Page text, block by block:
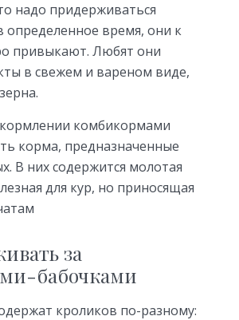
надо придерживаться
определенное время, они к
привыкают. Любят они
в свежем и вареном виде,
комбикормами
корма, предназначенные
В них содержится молотая
для кур, но приносящая
за
бабочками
кроликов по-разному: